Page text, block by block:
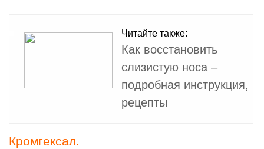
Читайте также:
Как восстановить
слизистую носа –
подробная инструкция,
рецепты
Кромгексал.